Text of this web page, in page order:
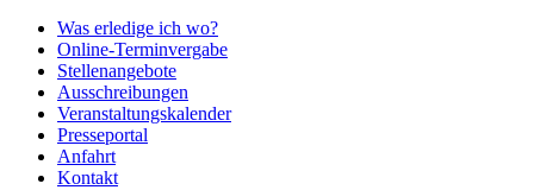
Was erledige ich wo?
Online-Terminvergabe
Stellenangebote
Ausschreibungen
Veranstaltungskalender
Presseportal
Anfahrt
Kontakt